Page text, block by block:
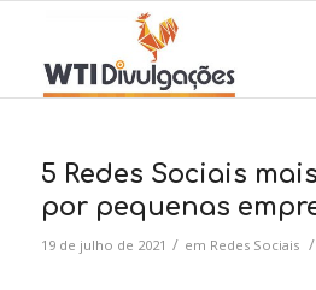
5 Redes Sociais
por pequenas
19 de julho de 2021 / em Redes Sociais /